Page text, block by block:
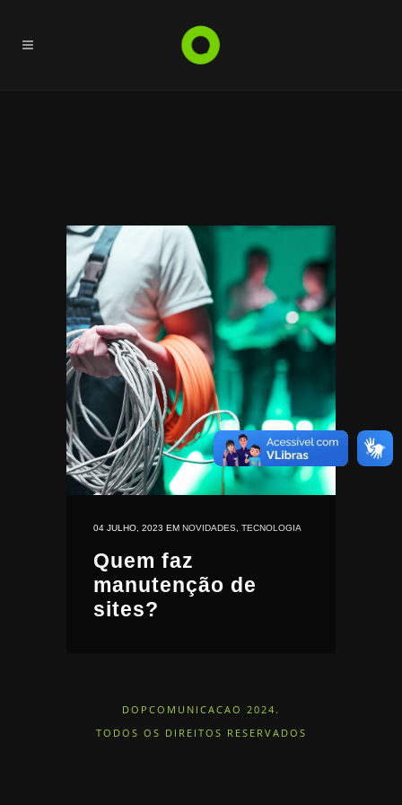
04 JULHO, 2023 EM NOVIDADES TECNOLOGIA
Quem faz
manutenção de
sites?
DOPCOMUNICACAO 2024.
TODOS OS DIREITOS RESERVADOS